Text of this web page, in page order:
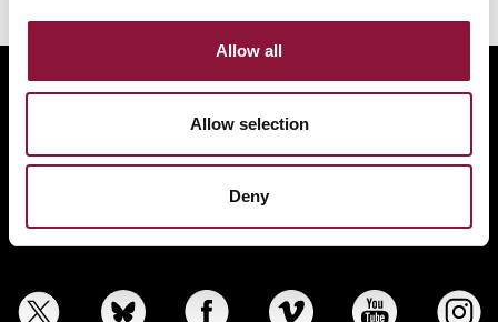
Allow all
Allow selection
Deny
ABOUT
BANNING NUCLEAR WEAPONS
RESOURCES AND UPDATES